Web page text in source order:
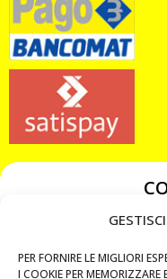
PER FORNIRE LE MIGLIORI
I COOKIE PER
349 3863811